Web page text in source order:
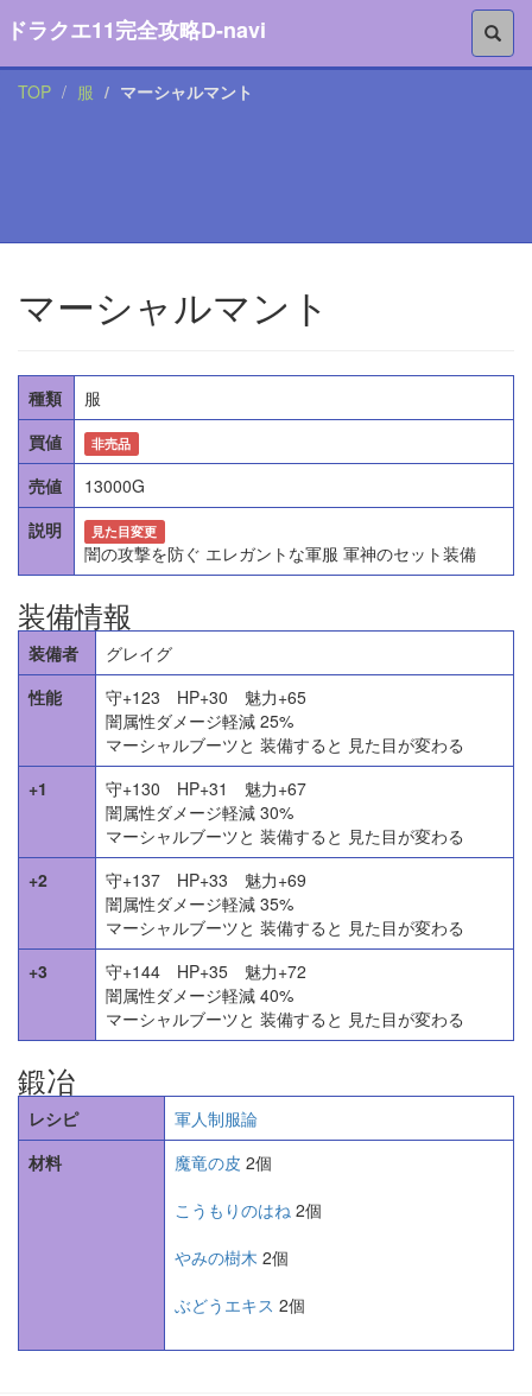
ドラクエ11完全攻略D-navi
TOP 服 マーシャルマント
マーシャルマント
種類
服
買値
非売品
売値
13000G
説明
見た目変更
闇の攻撃を防ぐ エレガントな軍服 軍神のセット装備
装備情報
装備者
グレイグ
性能
守+123 HP+30 魅力+65
闇属性ダメージ軽減 25%
マーシャルブーツと 装備すると 見た目が変わる
+1
守+130 HP+31 魅力+67
闇属性ダメージ軽減 30%
マーシャルブーツと 装備すると 見た目が変わる
+2
守+137 HP+33 魅力+69
闇属性ダメージ軽減 35%
マーシャルブーツと 装備すると 見た目が変わる
+3
守+144 HP+35 魅力+72
闇属性ダメージ軽減 40%
マーシャルブーツと 装備すると 見た目が変わる
鍛冶
レシピ
軍人制服論
材料
魔竜の皮 2個
こうもりのはね 2個
やみの樹木 2個
ぶどうエキス 2個